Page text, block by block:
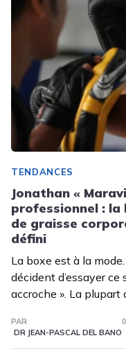
TENDANCES
Jonathan «
professionnel :
de graisse
défini
La boxe est à la
décident d’essayer ce
accroche ». La
PAR
DR JEAN-PASCAL DEL BANO